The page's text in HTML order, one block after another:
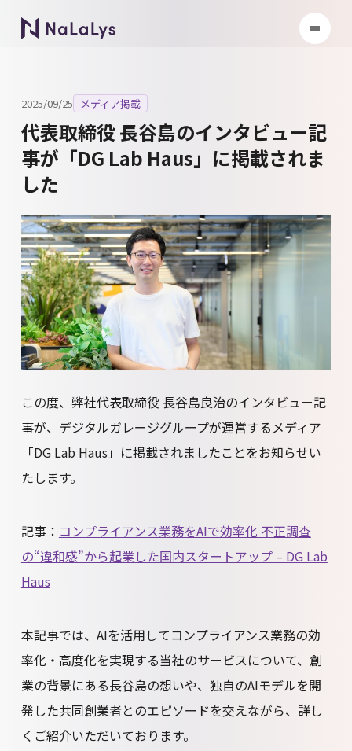
2025/09/25 メディア掲載
代表取締役 長谷島のインタビュー記
事が「DG Lab Haus」に掲載されま
した
この度、弊社代表取締役 長谷島良治のインタビュー記
事が、デジタルガレージグループが運営するメディア
「DG Lab Haus」に掲載されましたことをお知らせい
たします。
記事： コンプライアンス業務をAIで効率化 不正調査
の“違和感”から起業した国内スタートアップ – DG Lab
Haus
本記事では、AIを活用してコンプライアンス業務の効
率化・高度化を実現する当社のサービスについて、創
業の背景にある長谷島の想いや、独自のAIモデルを開
発した共同創業者とのエピソードを交えながら、詳し
くご紹介いただいております。